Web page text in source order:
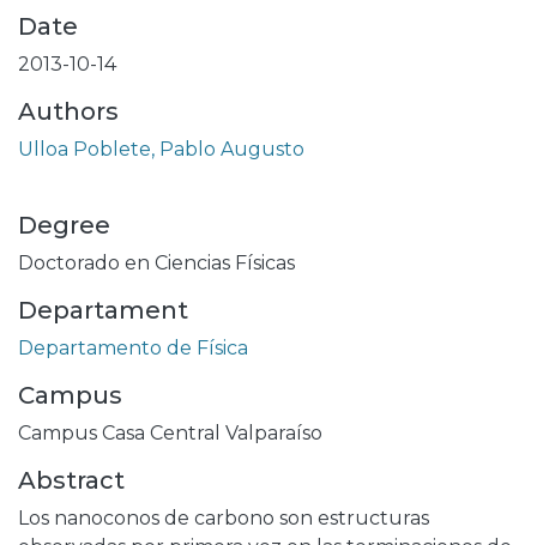
Date
2013-10-14
Authors
Ulloa Poblete, Pablo Augusto
Degree
Doctorado en Ciencias Físicas
Departament
Departamento de Física
Campus
Campus Casa Central Valparaíso
Abstract
Los nanoconos de carbono son estructuras